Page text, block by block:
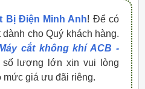
Bị Điện Minh Anh! Để có
cho Quý khách hàng.
cắt không khí ACB -
số lượng lớn xin vui lòng
mức giá ưu đãi riêng.